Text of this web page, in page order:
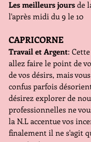
Les meilleurs jours de
l'après midi du 9 le 10
CAPRICORNE
Travail et Argent:
allez faire le point de
de vos désirs, mais
confus parfois
désirez explorer de
professionnelles ne
la N.L accentue vos
finalement il ne s'agit